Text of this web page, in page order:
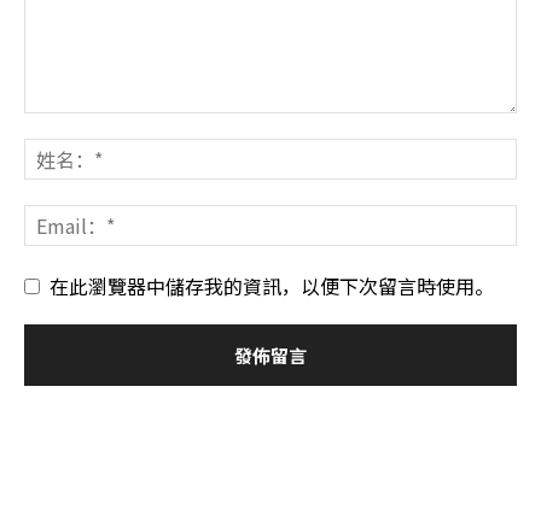
在此瀏覽器中儲存我的資訊，以便下次留言時使用。